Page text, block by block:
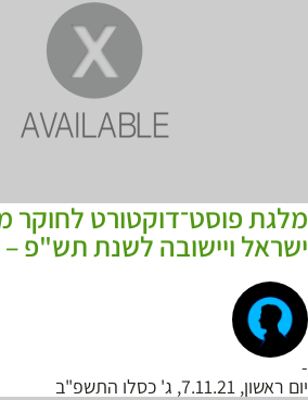
מלגת פוסט־דוקטורט לחוקר
ישראל ויישובה לשנת תש"פ
-
יום ראשון, 7.11.21, ג' כסלו התשפ"ב